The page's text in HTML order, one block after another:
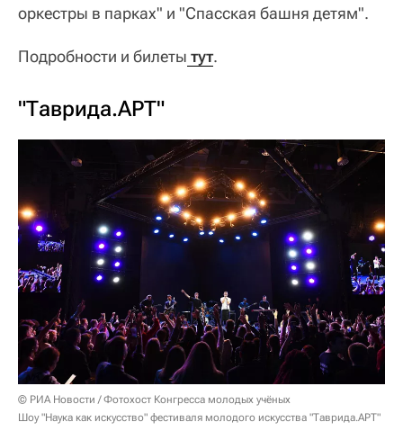
оркестры в парках" и "Спасская башня детям".
Подробности и билеты тут.
"Таврида.АРТ"
© РИА Новости / Фотохост Конгресса молодых учёных
Шоу "Наука как искусство" фестиваля молодого искусства "Таврида.АРТ"